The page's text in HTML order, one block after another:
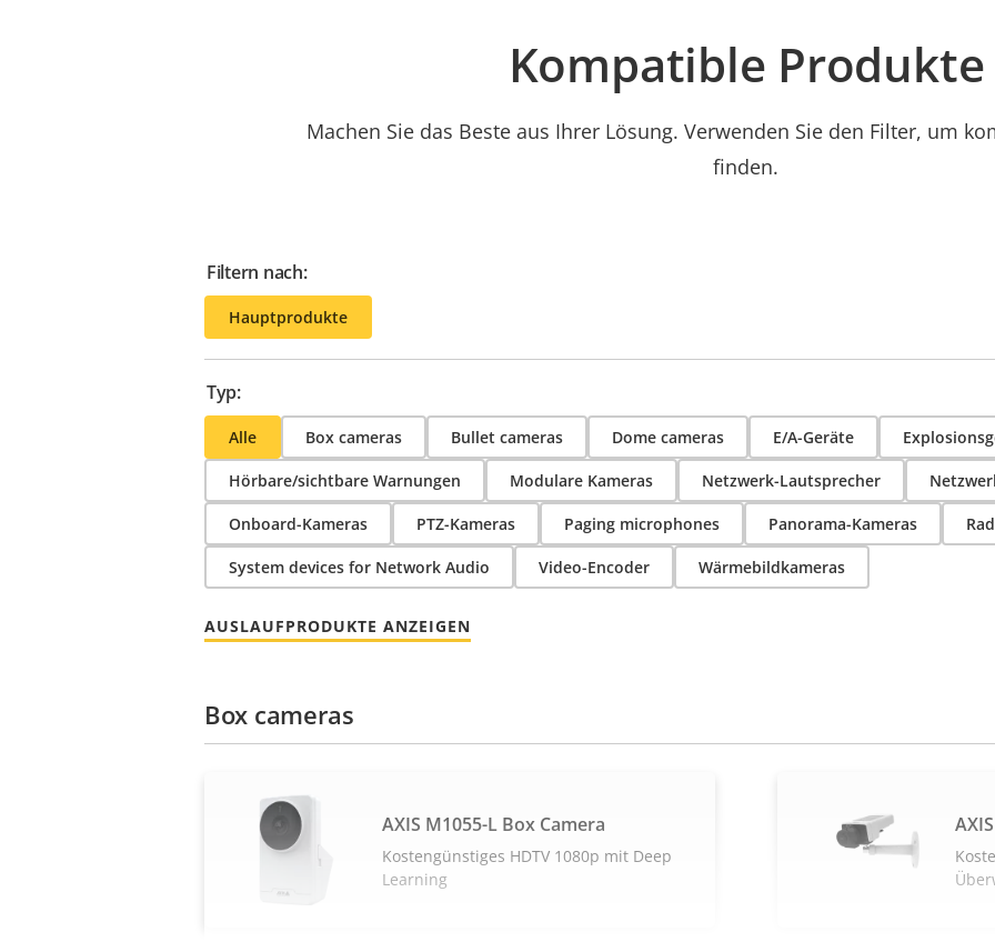
Kompatible Produkte
Machen Sie das Beste aus Ihrer Lösung. Verwenden Sie den Filter, um
finden.
Filtern nach:
Hauptprodukte
Typ:
Alle Box cameras Bullet cameras Dome cameras E/A-Geräte
Hörbare/sichtbare Warnungen Modulare Kameras Netzwerk-Lautsprecher
Onboard-Kameras PTZ-Kameras Paging microphones Panorama-Kameras
System devices for Network Audio Video-Encoder Wärmebildkameras
AUSLAUFPRODUKTE ANZEIGEN
Box cameras
AXIS M1055-L Box Camera
Kostengünstiges HDTV 1080p mit Deep
Learning